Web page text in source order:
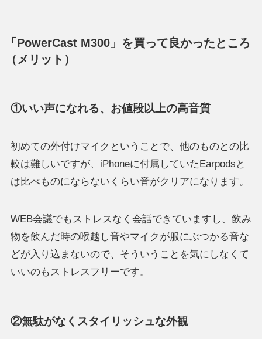
「PowerCast M300」を買って良かったところ
（メリット）
①いい声になれる、お値段以上の高音質
初めての外付けマイクということで、他のものとの比
較は難しいですが、iPhoneに付属していたEarpodsと
は比べものにならないくらい音がクリアになります。
WEB会議でもストレスなく会話できていますし、飲み
物を飲んだ時の喉越し音やマイクが服にぶつかる音な
どが入り込まないので、そういうことを気にしなくて
いいのもストレスフリーです。
②無駄がなくスタイリッシュな外観